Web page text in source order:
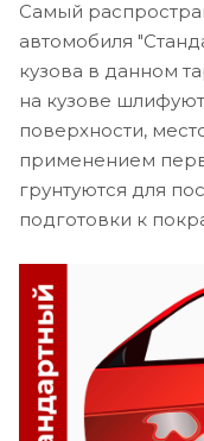
Самый
автомобиля
кузова в данном
на кузове
поверхности,
применением
грунтуются для
подготовки к